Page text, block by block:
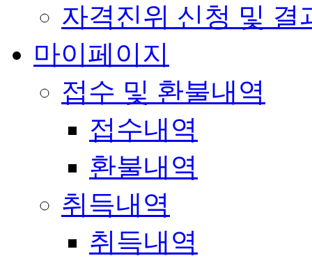
자격진위 신청 및 결
마이페이지
접수 및 환불내역
접수내역
환불내역
취득내역
취득내역